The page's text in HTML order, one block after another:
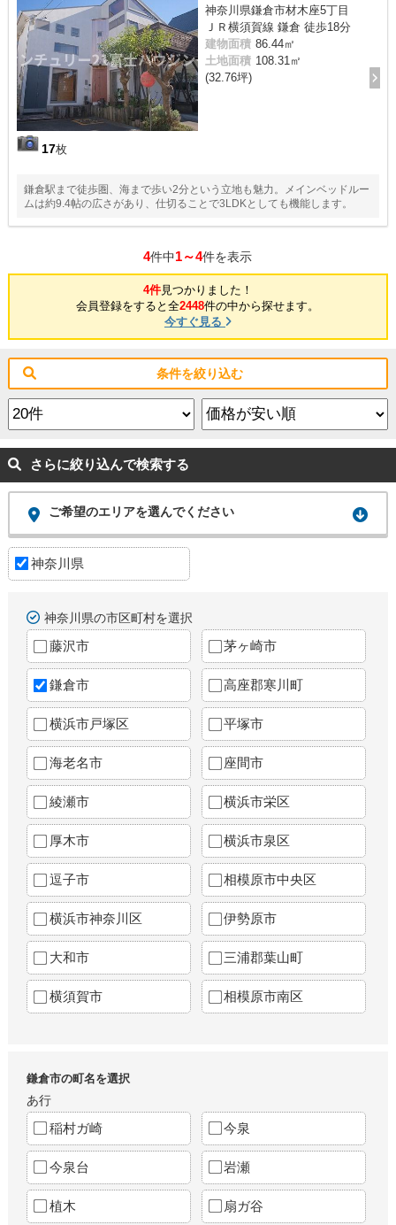
17枚
神奈川県鎌倉市材木座5丁目
ＪＲ横須賀線 鎌倉 徒歩18分
建物面積 86.44㎡
土地面積 108.31㎡
(32.76坪)
鎌倉駅まで徒歩圏、海まで歩い2分という立地も魅力。メインベッドルー
ムは約9.4帖の広さがあり、仕切ることで3LDKとしても機能します。
4件中1～4件を表示
4件見つかりました！
会員登録をすると全2448件の中から探せます。
今すぐ見る
条件を絞り込む
さらに絞り込んで検索する
ご希望のエリアを選んでください
神奈川県
神奈川県の市区町村を選択
藤沢市 茅ヶ崎市
鎌倉市 高座郡寒川町
横浜市戸塚区 平塚市
海老名市 座間市
綾瀬市 横浜市栄区
厚木市 横浜市泉区
逗子市 相模原市中央区
横浜市神奈川区 伊勢原市
大和市 三浦郡葉山町
横須賀市 相模原市南区
鎌倉市の町名を選択
あ行
稲村ガ崎 今泉
今泉台 岩瀬
植木 扇ガ谷